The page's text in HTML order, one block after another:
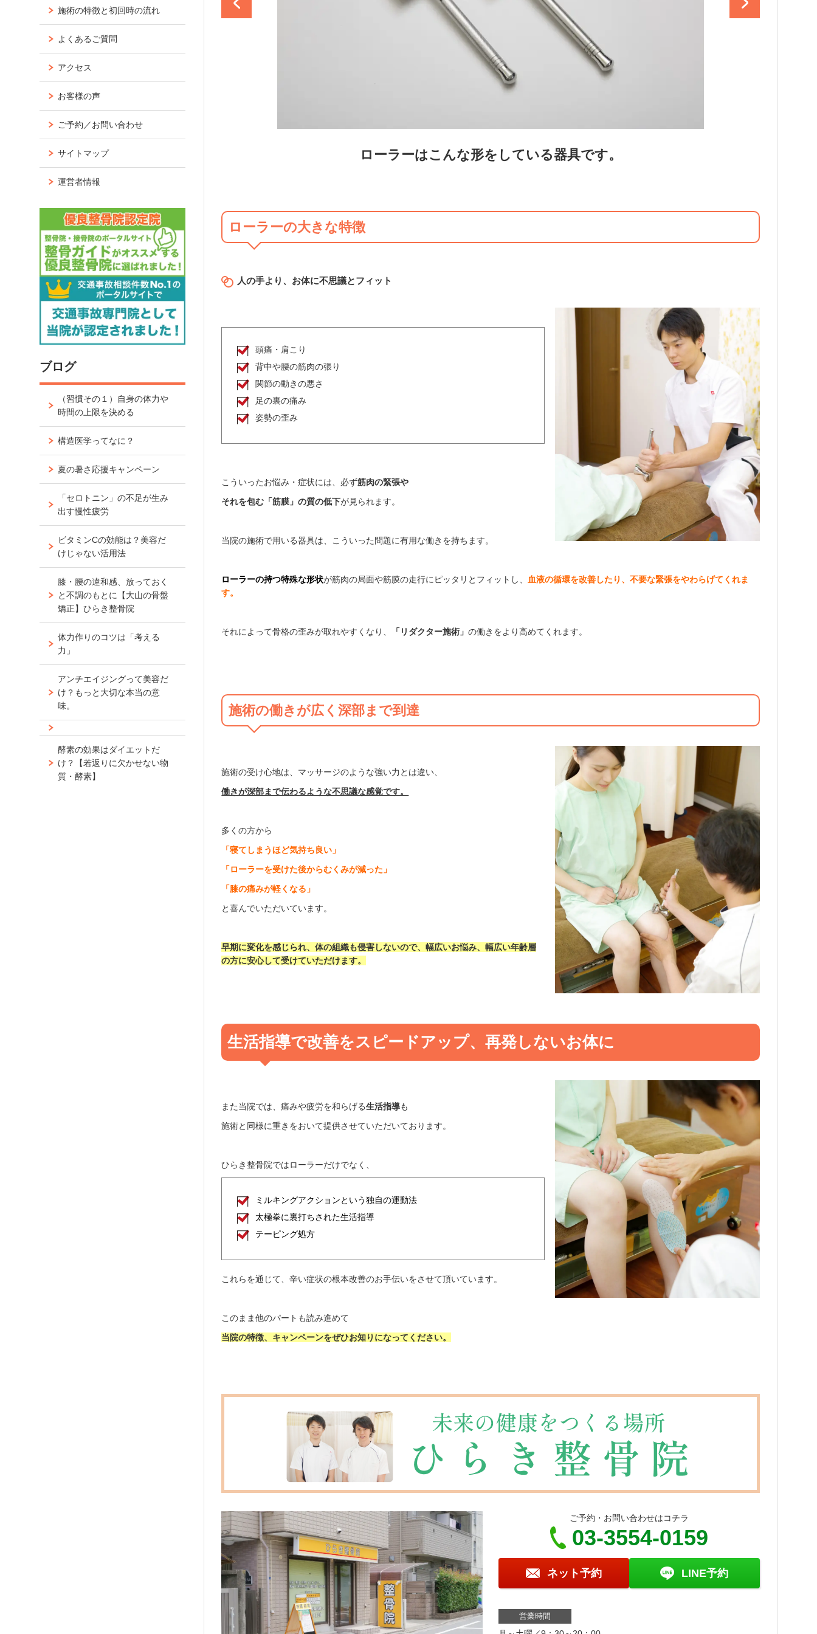
ローラーはこんな形をしている器具です。
ローラーの大きな特徴
人の手より、お体に不思議とフィット
頭痛・肩こり
背中や腰の筋肉の張り
関節の動きの悪さ
足の裏の痛み
姿勢の歪み
こういったお悩み・症状には、必ず筋肉の緊張や
それを包む「筋膜」の質の低下が見られます。
当院の施術で用いる器具は、こういった問題に有用な働きを持ちます。
ローラーの持つ特殊な形状が筋肉の局面や筋膜の走行にピッタリとフィットし、血液の循環を改善したり、不要な緊張をやわらげてくれま
す。
それによって骨格の歪みが取れやすくなり、 「リダクター施術」の働きをより高めてくれます。
施術の働きが広く深部まで到達
施術の受け心地は、マッサージのような強い力とは違い、
働きが深部まで伝わるような不思議な感覚です。
多くの方から
「寝てしまうほど気持ち良い」
「ローラーを受けた後からむくみが減った」
「膝の痛みが軽くなる」
と喜んでいただいています。
早期に変化を感じられ、体の組織も侵害しないので、幅広いお悩み、幅広い年齢層
の方に安心して受けていただけます。
生活指導で改善をスピードアップ、再発しないお体に
また当院では、痛みや疲労を和らげる生活指導も
施術と同様に重きをおいて提供させていただいております。
ひらき整骨院ではローラーだけでなく、
ミルキングアクションという独自の運動法
太極拳に裏打ちされた生活指導
テーピング処方
これらを通じて、辛い症状の根本改善のお手伝いをさせて頂いています。
このまま他のパートも読み進めて
当院の特徴、キャンペーンをぜひお知りになってください。
ご予約・お問い合わせはコチラ
03-3554-0159
ネット予約 LINE予約
営業時間
施術の特徴と初回時の流れ
よくあるご質問
アクセス
お客様の声
ご予約／お問い合わせ
サイトマップ
運営者情報
ブログ
（習慣その１）自身の体力や
時間の上限を決める
構造医学ってなに？
夏の暑さ応援キャンペーン
「セロトニン」の不足が生み
出す慢性疲労
ビタミンCの効能は？美容だ
けじゃない活用法
膝・腰の違和感、放っておく
と不調のもとに【大山の骨盤
矯正】ひらき整骨院
体力作りのコツは「考える
力」
アンチエイジングって美容だ
け？もっと大切な本当の意
味。
酵素の効果はダイエットだ
け？【若返りに欠かせない物
質・酵素】